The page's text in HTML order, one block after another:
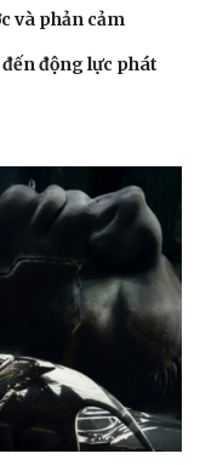
và phản cảm
động lực phát